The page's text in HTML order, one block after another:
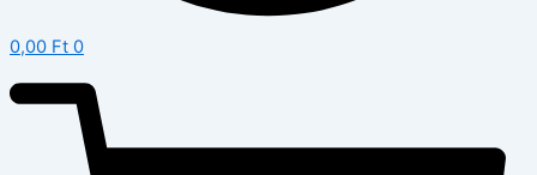
0,00 Ft 0